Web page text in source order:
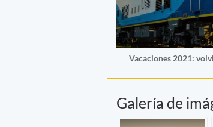
Vacaciones 2021:
Galería de